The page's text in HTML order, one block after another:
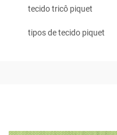
tecido tricô piquet
tipos de tecido piquet